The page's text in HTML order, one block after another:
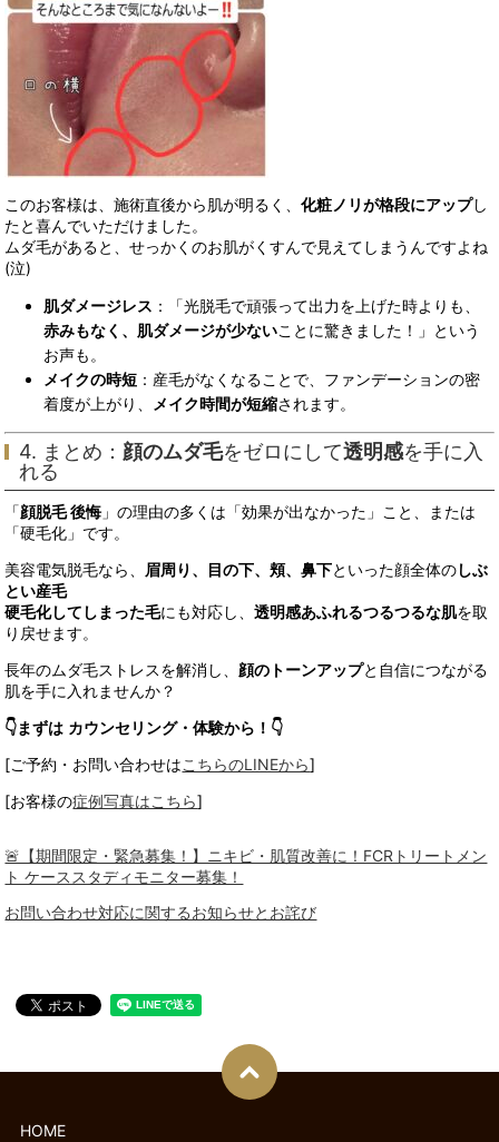
このお客様は、施術直後から肌が明るく、化粧ノリが格段にアップし
たと喜んでいただけました。
ムダ毛があると、せっかくのお肌がくすんで見えてしまうんですよね
(泣)
肌ダメージレス ：「光脱毛で頑張って出力を上げた時よりも、
赤みもなく、肌ダメージが少ないことに驚きました！」という
お声も。
メイクの時短 ：産毛がなくなることで、ファンデーションの密
着度が上がり、
メイク時間が短縮されます。
4. まとめ： 顔のムダ毛をゼロにして透明感を手に入
れる
「顔脱毛 後悔 」の理由の多くは「効果が出なかった」こと、または
「硬毛化」です。
美容電気脱毛なら、 眉周り、目の下、頬、鼻下といった顔全体のしぶ
とい産毛
硬毛化してしまった毛にも対応し、透明感あふれるつるつるな肌を取
り戻せます。
長年のムダ毛ストレスを解消し、 顔のトーンアップと自信につながる
肌を手に入れませんか？
👇まずは カウンセリング・体験から！👇
[ご予約・お問い合わせはこちらのLINEから]
[お客様の症例写真はこちら]
🚨【期間限定・緊急募集！】ニキビ・肌質改善に！FCRトリートメン
ト ケーススタディモニター募集！
お問い合わせ対応に関するお知らせとお詫び
HOME